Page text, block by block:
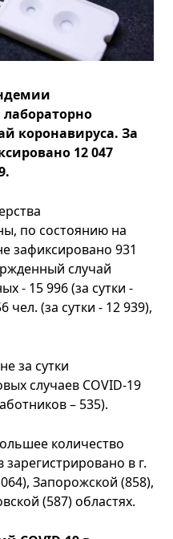
лабораторно
коронавируса. За
12 047
по состоянию на
зафиксировано 931
случай
- 15 996 (за сутки -
чел. (за сутки - 12 939),
за сутки
случаев COVID-19
– 535).
количество
в г.
Запорожской (858),
(587) областях.